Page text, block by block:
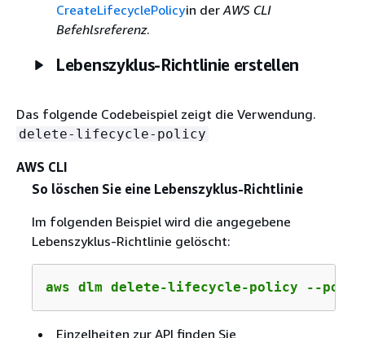
CreateLifecyclePolicyin derAWS CLI
Befehlsreferenz.
Lebenszyklus-Richtlinie erstellen
Das folgende Codebeispiel zeigt die Verwendung.
delete-lifecycle-policy
AWS CLI
So löschen Sie eine Lebenszyklus-Richtlinie
Im folgenden Beispiel wird die angegebene
Lebenszyklus-Richtlinie gelöscht:
aws dlm delete-lifecycle-policy --
Einzelheiten zur API finden Sie